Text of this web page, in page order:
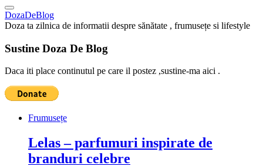
DozaDeBlog
Doza ta zilnica de informatii despre sănătate , frumusețe si lifestyle
Sustine Doza De Blog
Daca iti place continutul pe care il postez ,sustine-ma aici .
Frumusețe
Lelas – parfumuri inspirate de
branduri celebre